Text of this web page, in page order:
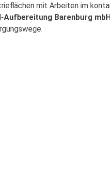
mit Arbeiten im
Aufbereitung Barenburg